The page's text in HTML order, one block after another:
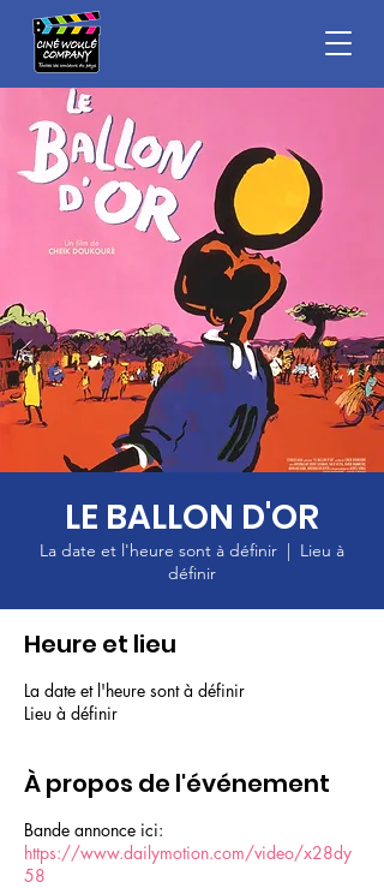
LE BALLON D'OR
La date et l'heure sont à définir
  |
Lieu à
définir
Heure et lieu
La date et l'heure sont à définir
Lieu à définir
À propos de l'événement
Bande annonce ici:
https://www.dailymotion.com/video/x28dy
58